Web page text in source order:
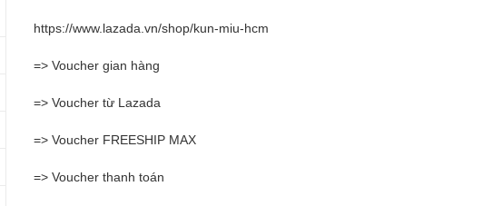
https://www.lazada.vn/shop/kun-miu-hcm
=> Voucher gian hàng
=> Voucher từ Lazada
=> Voucher FREESHIP MAX
=> Voucher thanh toán